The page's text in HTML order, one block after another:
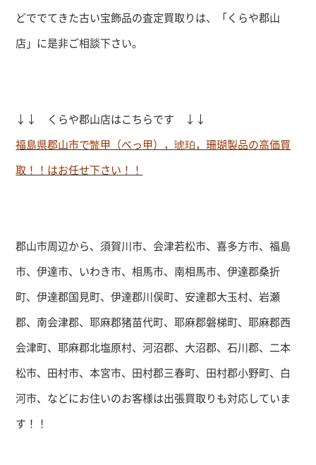
どででてきた古い宝飾品の査定買取りは、「くらや郡山
店」に是非ご相談下さい。
↓↓ くらや郡山店はこちらです ↓↓
福島県郡山市で鼈甲（べっ甲），琥珀，珊瑚製品の高価買
取！！はお任せ下さい！！
郡山市周辺から、須賀川市、会津若松市、喜多方市、福島
市、伊達市、いわき市、相馬市、南相馬市、伊達郡桑折
町、伊達郡国見町、伊達郡川俣町、安達郡大玉村、岩瀬
郡、南会津郡、耶麻郡猪苗代町、耶麻郡磐梯町、耶麻郡西
会津町、耶麻郡北塩原村、河沼郡、大沼郡、石川郡、二本
松市、田村市、本宮市、田村郡三春町、田村郡小野町、白
河市、などにお住いのお客様は出張買取りも対応していま
す！！